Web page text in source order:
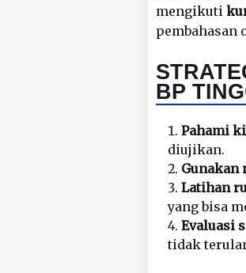
mengikuti
pembahasan
BP
Pahami
diujikan.
Gunakan
Latihan
yang bisa
Evaluasi
tidak